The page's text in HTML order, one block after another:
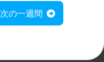
次の一週間